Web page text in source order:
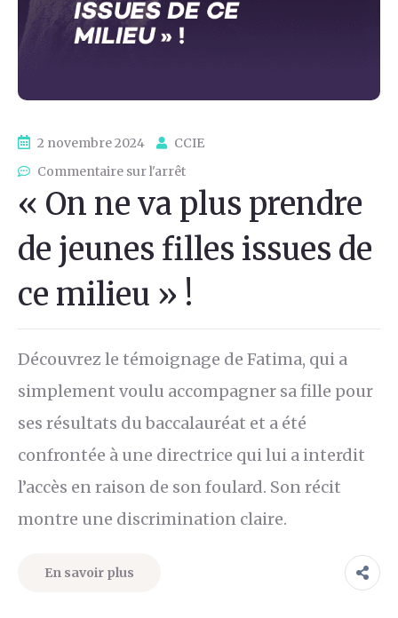
2 novembre 2024
CCIE
Commentaire sur l'arrêt
« On ne va plus prendre
de jeunes filles issues de
ce milieu » !
Découvrez le témoignage de Fatima, qui a
simplement voulu accompagner sa fille pour
ses résultats du baccalauréat et a été
confrontée à une directrice qui lui a interdit
l’accès en raison de son foulard. Son récit
montre une discrimination claire.
En savoir plus